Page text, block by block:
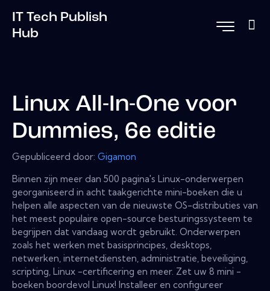
IT Tech Publish
Hub
Linux All-In-One voor
Dummies, 6e editie
Gepubliceerd door: Gigamon
Binnen zijn meer dan 500 pagina's Linux-onderwerpen
georganiseerd in acht taakgerichte mini-boeken die u
helpen alle aspecten van de nieuwste OS-distributies van
het meest populaire open-source besturingssysteem te
begrijpen dat vandaag wordt gebruikt. Onderwerpen
zoals het werken met basisprincipes, desktops,
netwerken, internetdiensten, administratie, beveiliging,
scripting, Linux -certificering en meer. Zet uw 8 mini -
boeken boordevol Linux! Installeer en configureer